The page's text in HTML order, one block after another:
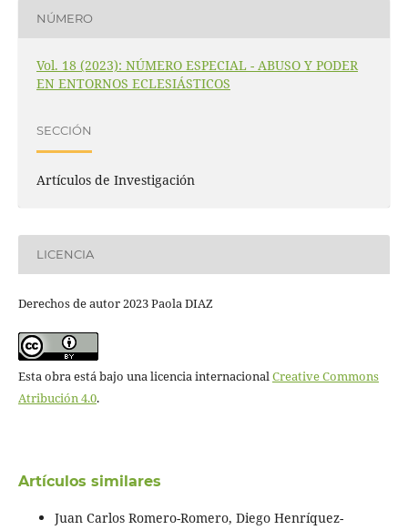
NÚMERO
Vol. 18 (2023): NÚMERO ESPECIAL - ABUSO Y PODER
EN ENTORNOS ECLESIÁSTICOS
SECCIÓN
Artículos de Investigación
LICENCIA
Derechos de autor 2023 Paola DIAZ
Esta obra está bajo una licencia internacionalCreative Commons
Atribución 4.0.
Artículos similares
Juan Carlos Romero-Romero, Diego Henríquez-